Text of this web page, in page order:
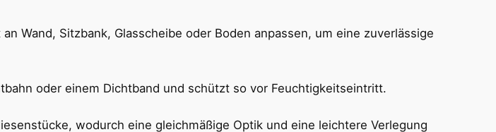
Wand, Sitzbank, Glasscheibe oder Boden anpassen, um eine zuverlässige
oder einem Dichtband und schützt so vor Feuchtigkeitseintritt.
wodurch eine gleichmäßige Optik und eine leichtere Verlegung